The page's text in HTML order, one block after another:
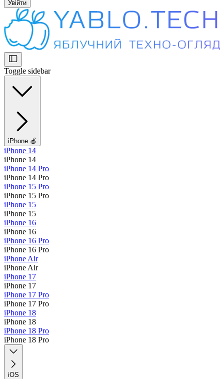
Увійти
Toggle sidebar
iPhone 🍏
iPhone 14
iPhone 14
iPhone 14 Pro
iPhone 14 Pro
iPhone 15 Pro
iPhone 15 Pro
iPhone 15
iPhone 15
iPhone 16
iPhone 16
iPhone 16 Pro
iPhone 16 Pro
iPhone Air
iPhone Air
iPhone 17
iPhone 17
iPhone 17 Pro
iPhone 17 Pro
iPhone 18
iPhone 18
iPhone 18 Pro
iPhone 18 Pro
iOS